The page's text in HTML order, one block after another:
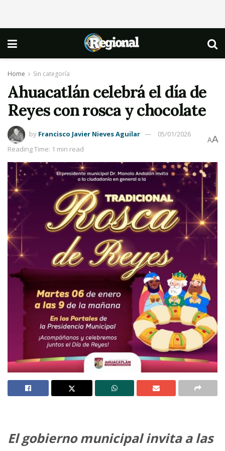
Home Sin categoría
Ahuacatlán celebrá el día de
Reyes con rosca y chocolate
by Francisco Javier Nieves Aguilar
05/01/2026
Reading Time: 1 min read
AA
El gobierno municipal invita a las